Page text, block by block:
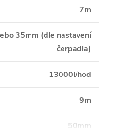
7m
35mm (dle nastavení
čerpadla)
13000l/hod
9m
50mm